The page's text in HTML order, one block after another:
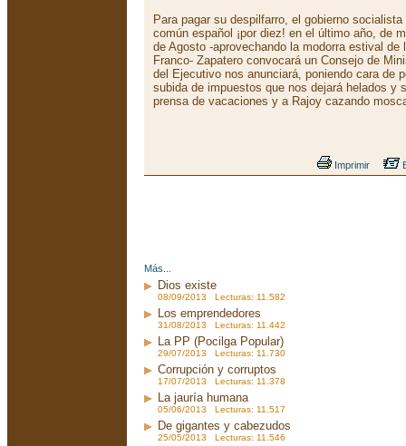
Para pagar su despilfarro, el gobierno
común español ¡por diez! en el último año, de
de Agosto -aprovechando la modorra estival
Franco- Zapatero convocará un Consejo de
del Ejecutivo nos anunciará, poniendo cara de
subida de impuestos que nos dejará helados y
prensa de vacaciones y a Rajoy cazando
Imprimir
Más...
Dios existe
08/09/2013 Lecturas: 11.582
Los emprendedores
31/08/2013 Lecturas: 11.442
La PP (Pocilga Popular)
29/07/2013 Lecturas: 11.730
Corrupción y corruptos
17/07/2013 Lecturas: 11.378
La jauría humana
05/06/2013 Lecturas: 11.517
De gigantes y cabezudos
25/05/2013 Lecturas: 11.546